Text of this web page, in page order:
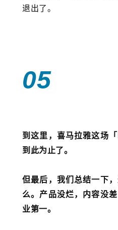
退出了。
05
到这里，喜马拉雅这场
到此为止了。
但最后，我们总结一下
么。产品没烂，内容没
业第一。